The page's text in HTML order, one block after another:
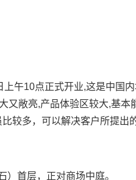
午10点正式开业,这是中国
又敞亮,产品体验区较大,基本
较多，可以解决客户所提出
首层，正对商场中庭。